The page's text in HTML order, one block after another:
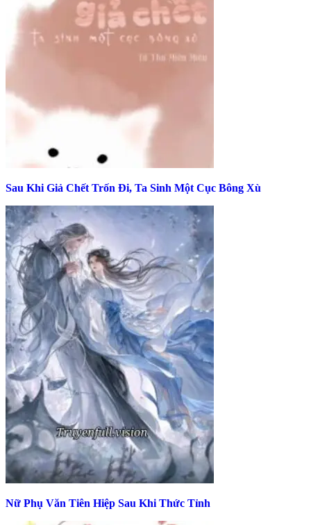
Sau Khi Giả Chết Trốn Đi, Ta Sinh Một Cục Bông Xù
Nữ Phụ Văn Tiên Hiệp Sau Khi Thức Tỉnh